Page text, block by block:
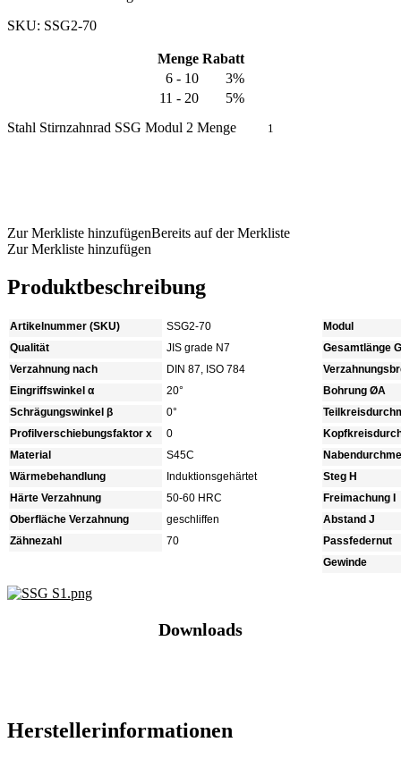
SKU: SSG2-70
Menge Rabatt
6 - 10
3%
11 - 20
5%
Stahl Stirnzahnrad SSG Modul 2 Menge
Zur Merkliste hinzufügenBereits auf der Merkliste
Zur Merkliste hinzufügen
Produktbeschreibung
Artikelnummer (SKU)
SSG2-70
Qualität
JIS grade N7
Verzahnung nach
DIN 87, ISO 784
Eingriffswinkel α
20°
Schrägungswinkel β
0°
Profilverschiebungsfaktor x
0
Material
S45C
Wärmebehandlung
Induktionsgehärtet
Härte Verzahnung
50-60 HRC
Oberfläche Verzahnung
geschliffen
Zähnezahl
70
Modul
Gesamtlänge G
Bohrung ØA
Steg H
Freimachung I
Abstand J
Passfedernut
Gewinde
Downloads
Hersteller­informationen